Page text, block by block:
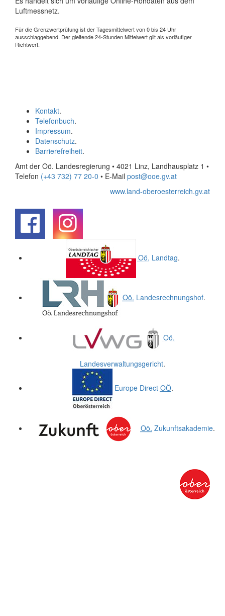
Luftmessnetz.
Für die Grenzwertprüfung ist der Tagesmittelwert von 0 bis 24 Uhr
ausschlaggebend. Der gleitende 24-Stunden Mittelwert gilt als vorläufiger
Richtwert.
Kontakt.
Telefonbuch.
Impressum.
Datenschutz.
Barrierefreiheit.
Amt der Oö. Landesregierung • 4021 Linz, Landhausplatz 1 •
Telefon (+43 732) 77 20-0 • E-Mail post@ooe.gv.at
www.land-oberoesterreich.gv.at
Oö. Landtag.
Oö. Landesrechnungshof.
Oö.
Landesverwaltungsgericht.
Europe Direct OÖ.
Oö. Zukunftsakademie.